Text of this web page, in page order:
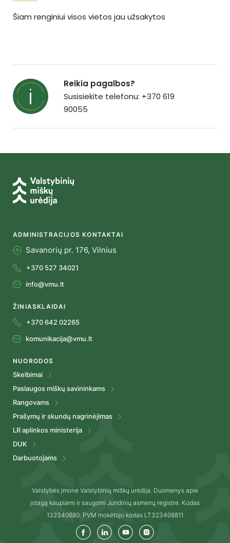
Šiam renginiui visos vietos jau užsakytos
Reikia pagalbos?
Susisiekite telefonu: +370 619
90055
ADMINISTRACIJOS KONTAKTAI
Savanorių pr. 176, Vilnius
+370 527 34021
info@vmu.lt
ŽINIASKLAIDAI
+370 642 02265
komunikacija@vmu.lt
NUORODOS
Skelbimai
Paslaugos miškų savininkams
Rangovams
Prašymų ir skundų nagrinėjimas
LR aplinkos ministerija
DUK
Darbuotojams
Valstybės įmonė Valstybinių miškų urėdija. Duomenys apie
įstagą kaupiami ir saugomi Juridinių asmenų registre. Kodas
132340880. PVM mokėtojo kodas LT323408811